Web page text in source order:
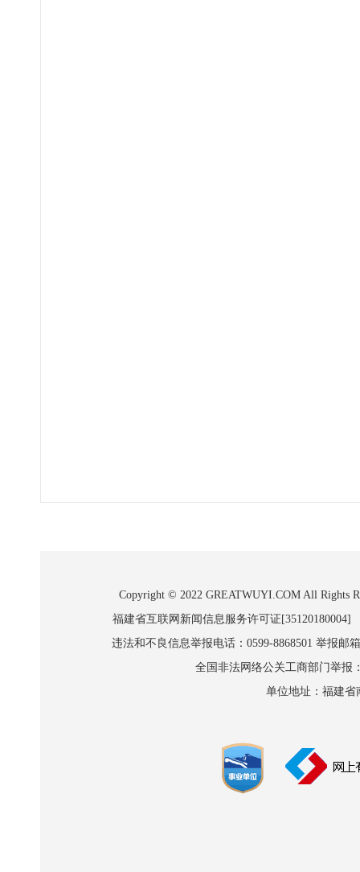
Copyright © 2022 GREATWUYI.COM All Rights
福建省互联网新闻信息服务许可证
违法和不良信息举报电话：0599-8868501 举报邮
全国非法网络公关工商部门举报
单位地址：福建省